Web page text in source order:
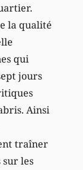
la qualité
qui
jours
Ainsi
traîner
les